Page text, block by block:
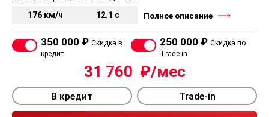
176 км/ч 12.1 с Полное описание
350 000 ₽ Скидка в
кредит
250 000 ₽ Скидка по
Trade-in
31 760
В кредит Trade-in